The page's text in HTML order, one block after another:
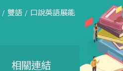
雙語 口說英語展能
相關連結